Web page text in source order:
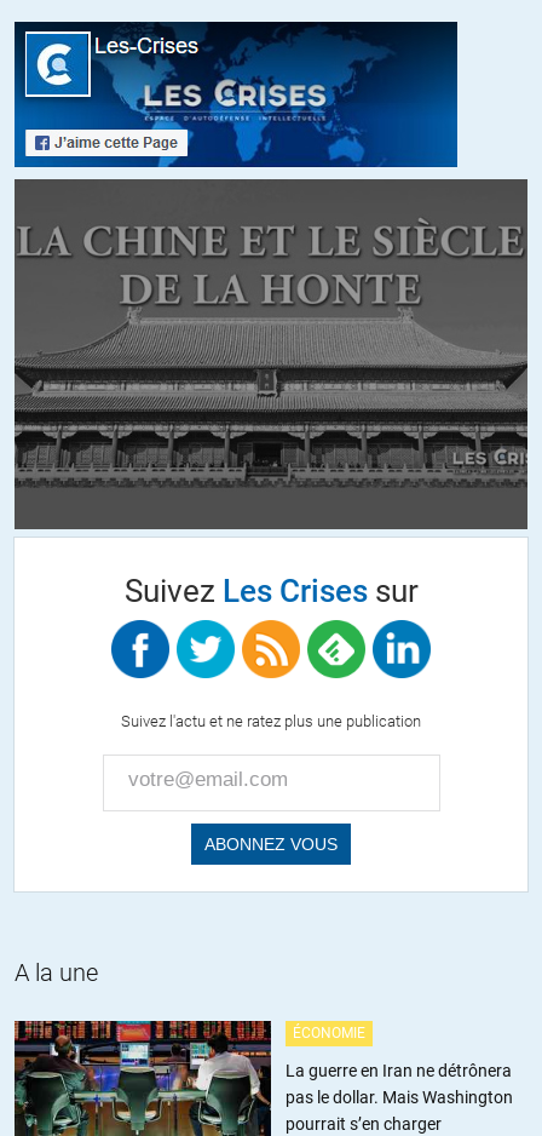
valises ,intellectuels europeens,qui apportaient en Algerie la collecte
des fonds qui servaient à l’achat des armes qui abattaient les
soldats français.
Meme combat pour l’aspirant Maillot,communiste lui aussi, qui
deserta avec les armes de sa section et fut abattu par les harkis du
bachagha Boualem,officier français
Reservons les aux 150000 harkis et les milliers d’europeens qui
avaient fait confiance à notre pays et furent abattus par le FLN, et
l’ALN avec la plus grande cruautéapres l’independance de juillet 1962
+21 ALERTER
kokkino//05.02.2019 à 19h23
Il faudrait faire l’effort de vous départir de ces propos rancis de
beaucoup d’ouvrages de qualité éclairent avec beaucoup
vous réalisiez que ces communistes engagés aux côtés des
résistants Algériens n’ont jamais trahi la République, bien au
contraire. Savez-vous aussi que la référence des principaux
responsables du FLN n’était autre que Jean Moulin ? En fait tout
la Milice tenaient à propos des terroristes FTPF ainsi que des héros
de l’Affiche rouge (communistes également pour beaucoup d’entre
eux). Il faudrait évoluer un peu et vous débarrasser de toute cette
se débarrasser de la haine à l’égard de ceux qui ont assassinés
idéologie mortifère ils ont trahis leur pays et leurs compatriotes.
Avez vous la même attitude envers Maurice Merah qu’avec
MohamedAudin ? Voyez vous la moindre différence dans leur
comportement ?
Suivez Les Crisessur
Suivez l'actu et ne ratez plus une publication
A la une
ÉCONOMIE
La guerre en Iran ne détrônera
pas le dollar. Mais Washington
pourrait s’en charger